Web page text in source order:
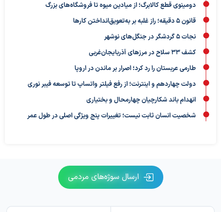
دومینوی قطع کالابرگ؛ از میادین میوه تا فروشگاه‌های بزرگ
قانون ۵ دقیقه؛ راز غلبه بر به‌تعویق‌انداختن کارها
نجات ۵ گردشگر در جنگل‌های نوشهر
کشف ۳۳ سلاح در مرزهای آذربایجان‌غربی
طارمی عربستان را رد کرد؛ اصرار بر ماندن در اروپا
دولت چهاردهم و اینترنت؛ از رفع فیلتر واتساپ تا توسعه فیبر نوری
انهدام باند شکارچیان چهارمحال و بختیاری
شخصیت انسان ثابت نیست؛ تغییرات پنج ویژگی اصلی در طول عمر
ارسال سوژه‌های مردمی